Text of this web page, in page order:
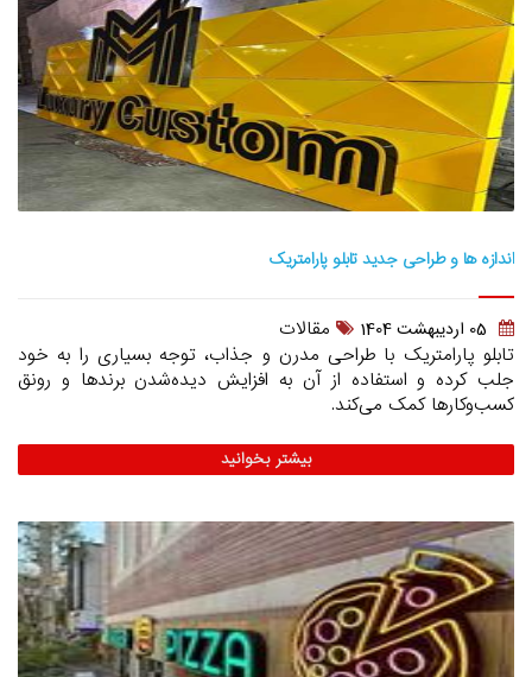
اندازه ها و طراحی جدید تابلو پارامتریک
05 ارديبهشت 1404
مقالات
تابلو پارامتریک با طراحی مدرن و جذاب، توجه بسیاری را به خود
جلب کرده و استفاده از آن به افزایش دیده‌شدن برندها و رونق
کسب‌وکارها کمک می‌کند.
بیشتر بخوانید